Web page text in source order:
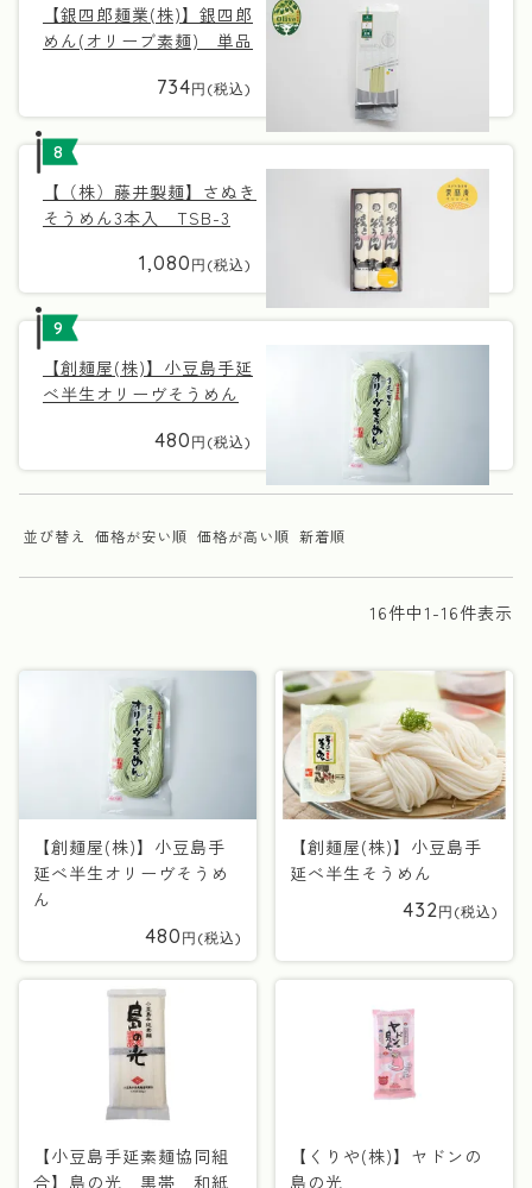
【銀四郎麺業(株)】銀四郎
めん(オリーブ素麺) 単品
734
8
【（株）藤井製麺】さぬき
そうめん3本入 TSB-3
1,080
9
【創麺屋(株)】小豆島手延
べ半生オリーヴそうめん
480
並び替え 価格が安い順 価格が高い順 新着順
16件中1 -16件表示
【創麺屋(株)】小豆島手
延べ半生オリーヴそうめ
ん
480
【創麺屋(株)】小豆島手
延べ半生そうめん
432
【小豆島手延素麺協同組
合】島の光 黒帯 和紙
【くりや(株)】ヤドンの
島の光